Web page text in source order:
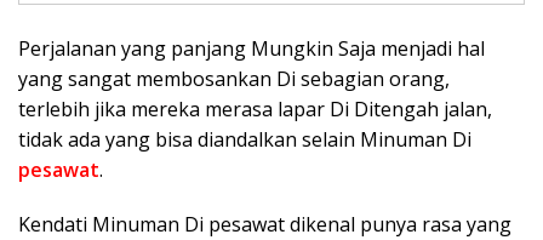
Perjalanan yang panjang Mungkin Saja menjadi hal
yang sangat membosankan Di sebagian orang,
terlebih jika mereka merasa lapar Di Ditengah jalan,
tidak ada yang bisa diandalkan selain Minuman Di
pesawat.
Kendati Minuman Di pesawat dikenal punya rasa yang